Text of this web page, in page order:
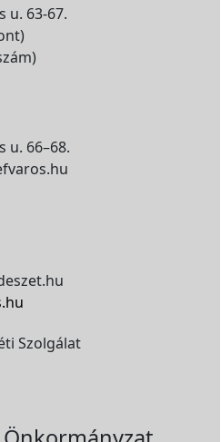
u. 63-67.
u. 66–68.
Szolgálat